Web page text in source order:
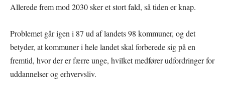
Allerede frem mod 2030 sker et stort fald, så tiden er knap.
Problemet går igen i 87 ud af landets 98 kommuner, og det
betyder, at kommuner i hele landet skal forberede sig på en
fremtid, hvor der er færre unge, hvilket medfører udfordringer for
uddannelser og erhvervsliv.